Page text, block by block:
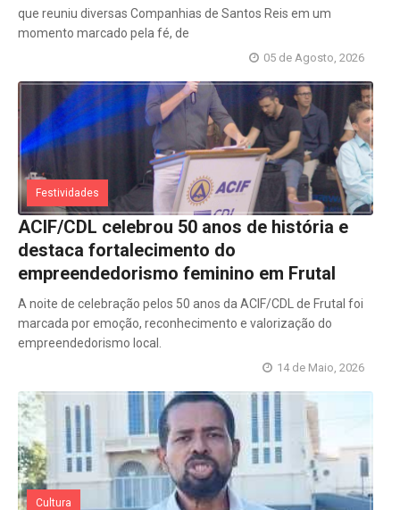
que reuniu diversas Companhias de Santos Reis em um
momento marcado pela fé, de
05 de Agosto, 2026
Festividades
ACIF/CDL celebrou 50 anos de história e
destaca fortalecimento do
empreendedorismo feminino em Frutal
A noite de celebração pelos 50 anos da ACIF/CDL de Frutal foi
marcada por emoção, reconhecimento e valorização do
empreendedorismo local.
14 de Maio, 2026
Cultura